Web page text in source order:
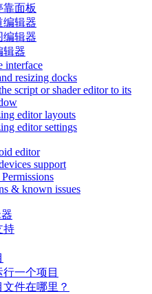
靠面板
编辑器
编辑器
辑器
interface
resizing docks
script or shader editor to its
editor layouts
editor settings
editor
support
& known issues
持
一个项目
件在哪里？